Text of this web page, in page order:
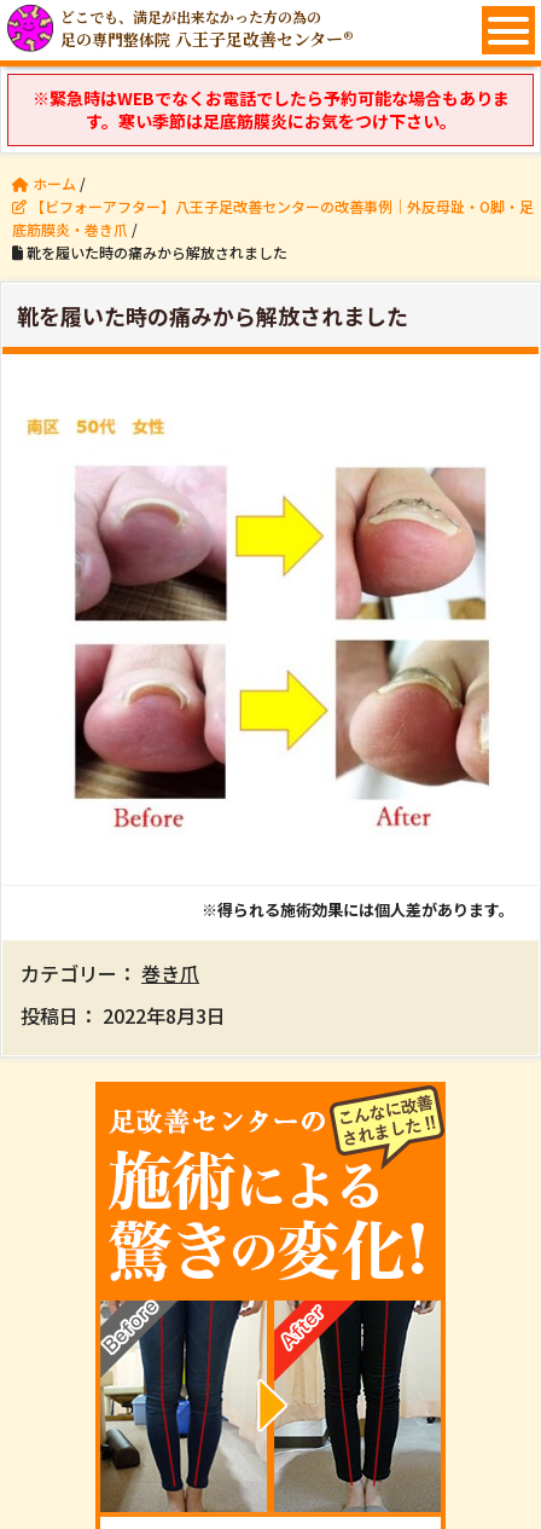
どこでも、満足が出来なかった方の為の
足の専門整体院 八王子足改善センター®
※緊急時はWEBでなくお電話でしたら予約可能な場合もありま
す。寒い季節は足底筋膜炎にお気をつけ下さい。
ホーム /
【ビフォーアフター】八王子足改善センターの改善事例｜外反母趾・O脚・足
底筋膜炎・巻き爪 /
靴を履いた時の痛みから解放されました
靴を履いた時の痛みから解放されました
※得られる施術効果には個人差があります。
カテゴリー： 巻き爪
投稿日： 2022年8月3日